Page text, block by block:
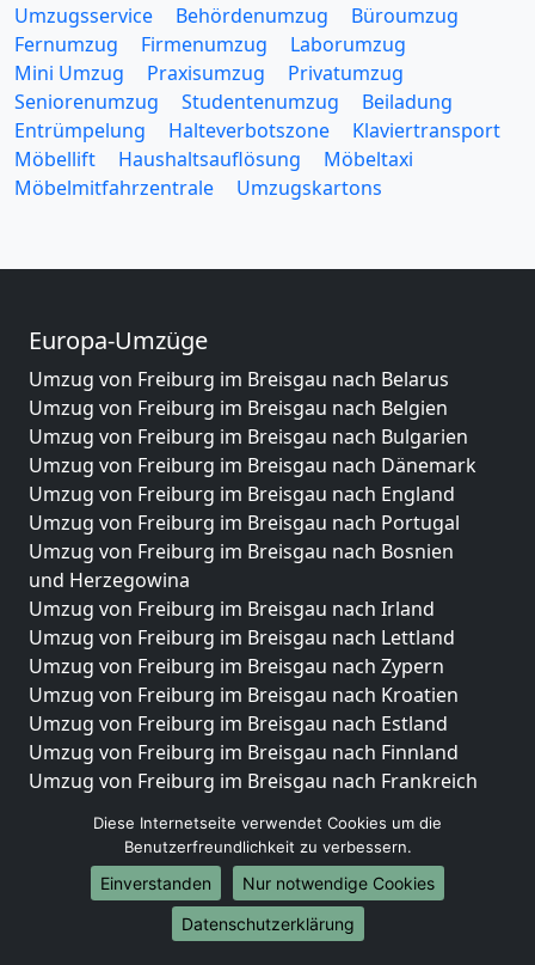
Umzugsservice Behördenumzug
Büroumzug
Fernumzug
Firmenumzug
Laborumzug
Mini Umzug
Praxisumzug
Privatumzug
Seniorenumzug
Studentenumzug
Beiladung
Entrümpelung
Halteverbotszone
Klaviertransport
Möbellift
Haushaltsauflösung
Möbeltaxi
Möbelmitfahrzentrale
Umzugskartons
Europa-Umzüge
Umzug von Freiburg im Breisgau nach Belarus
Umzug von Freiburg im Breisgau nach Belgien
Umzug von Freiburg im Breisgau nach Bulgarien
Umzug von Freiburg im Breisgau nach Dänemark
Umzug von Freiburg im Breisgau nach England
Umzug von Freiburg im Breisgau nach Portugal
Umzug von Freiburg im Breisgau nach Bosnien
und Herzegowina
Umzug von Freiburg im Breisgau nach Irland
Umzug von Freiburg im Breisgau nach Lettland
Umzug von Freiburg im Breisgau nach Zypern
Umzug von Freiburg im Breisgau nach Kroatien
Umzug von Freiburg im Breisgau nach Estland
Umzug von Freiburg im Breisgau nach Finnland
Umzug von Freiburg im Breisgau nach Frankreich
Umzug von Freiburg im Breisgau nach Italien
Umzug von Freiburg im Breisgau nach Liechtenstein
Umzug von Freiburg im Breisgau nach Luxemburg
Umzug von Freiburg im Breisgau nach Niederlande
Diese Internetseite verwendet Cookies um die
Benutzerfreundlichkeit zu verbessern.
Einverstanden
Nur notwendige Cookies
Datenschutzerklärung